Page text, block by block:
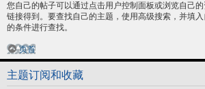
您自己的帖子可以通过点击用户控制面板或浏览自己的
链接得到。要查找自己的主题，使用高级搜索，并填
的条件进行查找。
页首
主题订阅和收藏